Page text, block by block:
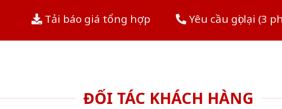
Tải báo giá tổng hợp Yêu cầu gọi lại (3
ĐỐI TÁC KHÁCH HÀNG